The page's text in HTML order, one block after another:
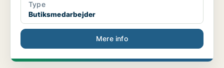
Type
Butiksmedarbejder
Mere info